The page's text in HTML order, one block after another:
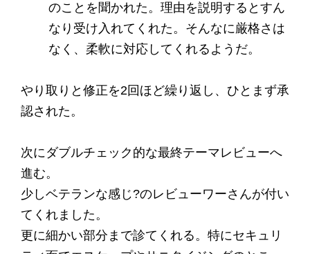
のことを聞かれた。理由を説明するとすん
なり受け入れてくれた。そんなに厳格さは
なく、柔軟に対応してくれるようだ。
やり取りと修正を2回ほど繰り返し、ひとまず承
認された。
次にダブルチェック的な最終テーマレビューへ
進む。
少しベテランな感じ?のレビューワーさんが付い
てくれました。
更に細かい部分まで診てくれる。特にセキュリ